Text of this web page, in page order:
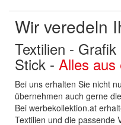
Wir veredeln
Textilien -
Stick - Alles aus
Bei uns erhalten Sie nicht
übernehmen auch gerne
Bei werbekollektion.at
Textilien und die passende